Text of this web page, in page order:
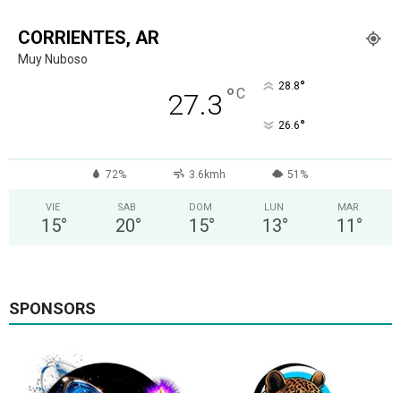
CORRIENTES, AR
Muy Nuboso
27.3 °C 28.8°
26.6°
72% 3.6kmh 51%
VIE
15°
SAB
20°
DOM
15°
LUN
13°
MAR
11 °
SPONSORS